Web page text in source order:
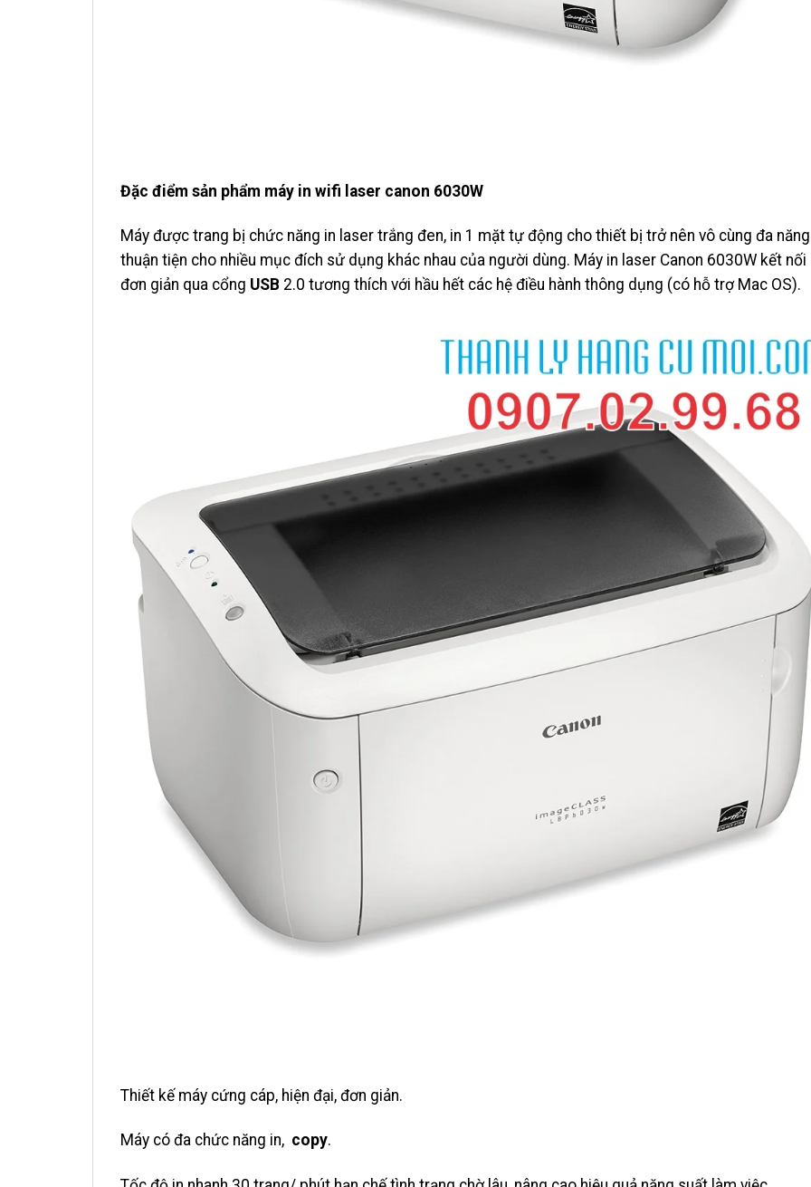
Đặc điểm sản phẩm máy in wifi laser canon 6030W
Máy được trang bị chức năng in laser trắng đen, in 1 mặt tự động cho thiết bị trở nên vô cùng đa
thuận tiện cho nhiều mục đích sử dụng khác nhau của người dùng. Máy in laser Canon 6030W kết nối
đơn giản qua cổng USB 2.0 tương thích với hầu hết các hệ điều hành thông dụng (có hỗ trợ Mac OS).
Thiết kế máy cứng cáp, hiện đại, đơn giản.
Máy có đa chức năng in, copy.